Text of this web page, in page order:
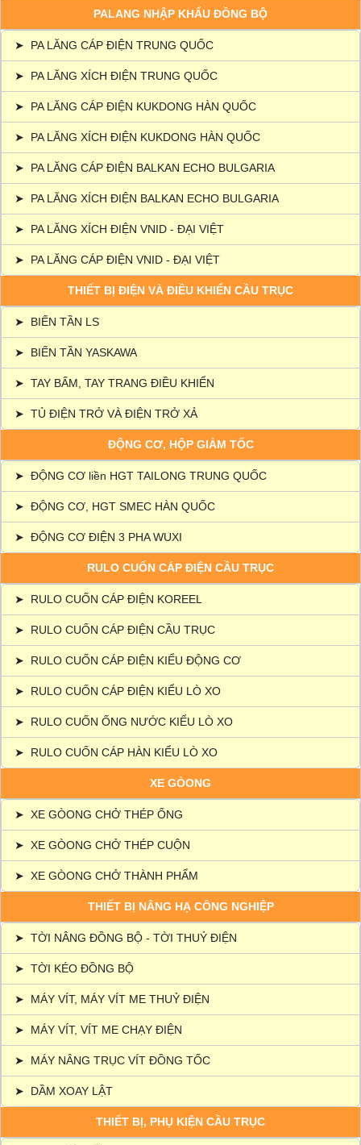
PALANG NHẬP KHẨU ĐỒNG BỘ
➤ PA LĂNG CÁP ĐIỆN TRUNG QUỐC
➤ PA LĂNG XÍCH ĐIỆN TRUNG QUỐC
➤ PA LĂNG CÁP ĐIỆN KUKDONG HÀN QUỐC
➤ PA LĂNG XÍCH ĐIỆN KUKDONG HÀN QUỐC
➤ PA LĂNG CÁP ĐIỆN BALKAN ECHO BULGARIA
➤ PA LĂNG XÍCH ĐIỆN BALKAN ECHO BULGARIA
➤ PA LĂNG XÍCH ĐIỆN VNID - ĐẠI VIỆT
➤ PA LĂNG CÁP ĐIỆN VNID - ĐẠI VIỆT
THIẾT BỊ ĐIỆN VÀ ĐIỀU KHIỂN CẦU TRỤC
➤ BIẾN TẦN LS
➤ BIẾN TẦN YASKAWA
➤ TAY BẤM, TAY TRANG ĐIỀU KHIỂN
➤ TỦ ĐIỆN TRỞ VÀ ĐIỆN TRỞ XẢ
ĐỘNG CƠ, HỘP GIẢM TỐC
➤ ĐỘNG CƠ liền HGT TAILONG TRUNG QUỐC
➤ ĐỘNG CƠ, HGT SMEC HÀN QUỐC
➤ ĐỘNG CƠ ĐIỆN 3 PHA WUXI
RULO CUỐN CÁP ĐIỆN CẦU TRỤC
➤ RULO CUỐN CÁP ĐIỆN KOREEL
➤ RULO CUỐN CÁP ĐIỆN CẦU TRỤC
➤ RULO CUỐN CÁP ĐIỆN KIỂU ĐỘNG CƠ
➤ RULO CUỐN CÁP ĐIỆN KIỂU LÒ XO
➤ RULO CUỐN ỐNG NƯỚC KIỂU LÒ XO
➤ RULO CUỐN CÁP HÀN KIỂU LÒ XO
XE GÒONG
➤ XE GÒONG CHỞ THÉP ỐNG
➤ XE GÒONG CHỞ THÉP CUỘN
➤ XE GÒONG CHỞ THÀNH PHẨM
THIẾT BỊ NÂNG HẠ CÔNG NGHIỆP
➤ TỜI NÂNG ĐỒNG BỘ - TỜI THUỶ ĐIỆN
➤ TỜI KÉO ĐỒNG BỘ
➤ MÁY VÍT, MÁY VÍT ME THUỶ ĐIỆN
➤ MÁY VÍT, VÍT ME CHẠY ĐIỆN
➤ MÁY NÂNG TRỤC VÍT ĐỒNG TỐC
➤ DẦM XOAY LẬT
THIẾT BỊ, PHỤ KIỆN CẦU TRỤC